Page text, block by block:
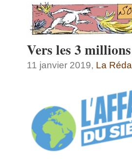
Vers les 3
11 janvier 2019, La